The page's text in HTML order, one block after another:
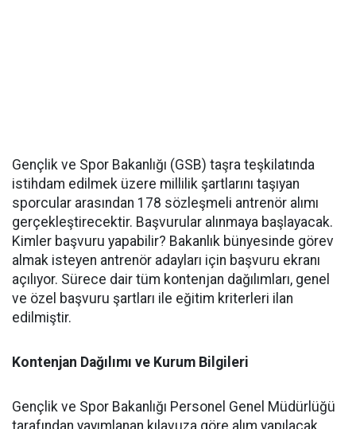
Gençlik ve Spor Bakanlığı (GSB) taşra teşkilatında
istihdam edilmek üzere millilik şartlarını taşıyan
sporcular arasından 178 sözleşmeli antrenör alımı
gerçekleştirecektir. Başvurular alınmaya başlayacak.
Kimler başvuru yapabilir? Bakanlık bünyesinde görev
almak isteyen antrenör adayları için başvuru ekranı
açılıyor. Sürece dair tüm kontenjan dağılımları, genel
ve özel başvuru şartları ile eğitim kriterleri ilan
edilmiştir.
Kontenjan Dağılımı ve Kurum Bilgileri
Gençlik ve Spor Bakanlığı Personel Genel Müdürlüğü
tarafından yayımlanan kılavuza göre alım yapılacak